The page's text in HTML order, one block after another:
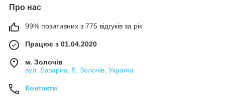
Про нас
99% позитивних з 775 відгуків за рік
Працює з 01.04.2020
м. Золочів
вул. Базарна, 5, Золочів, Україна
Контакти